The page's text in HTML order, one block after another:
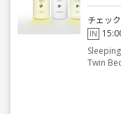
チェッ
IN
Twin